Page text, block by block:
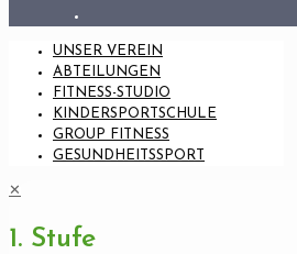
UNSER VEREIN
ABTEILUNGEN
FITNESS-STUDIO
KINDERSPORTSCHULE
GROUP FITNESS
GESUNDHEITSSPORT
✕
1. Stufe